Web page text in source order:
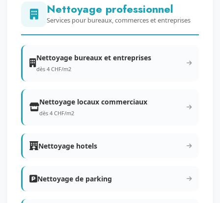
Nettoyage professionnel
Services pour bureaux, commerces et entreprises
Nettoyage bureaux et entreprises
dès 4 CHF/m2
Nettoyage locaux commerciaux
dès 4 CHF/m2
Nettoyage hotels
Nettoyage de parking